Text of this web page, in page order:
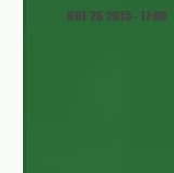
ΝΟΕ 26 2015 - 17:00